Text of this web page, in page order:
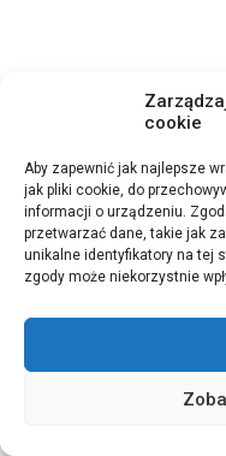
cookie
Aby zapewnić jak najlepsze
jak pliki cookie, do
informacji o urządzeniu.
przetwarzać dane, takie jak
unikalne identyfikatory na tej
zgody może niekorzystnie